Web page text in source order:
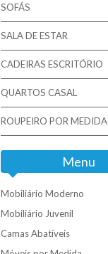
SOFÁS
SALA DE ESTAR
CADEIRAS ESCRITÓRIO
QUARTOS CASAL
ROUPEIRO POR MEDIDA
Menu
Mobiliário Moderno
Mobiliário Juvenil
Camas Abatíveis